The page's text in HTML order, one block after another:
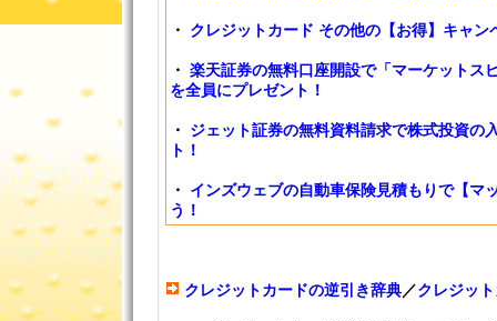
・ クレジットカード その他の【お得】キャン
・ 楽天証券の無料口座開設で「マーケットス
を全員にプレゼント！
・ ジェット証券の無料資料請求で株式投資の
ト！
・ インズウェブの自動車保険見積もりで【マ
う！
クレジットカードの逆引き辞典／クレジッ